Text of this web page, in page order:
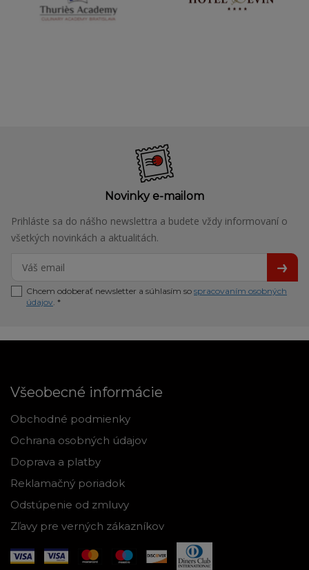
Novinky e-mailom
Prihláste sa do nášho newslettra a budete vždy informovaní o
všetkých novinkách a aktualitách.
Chcem odoberať newsletter a súhlasím so spracovaním osobných
údajov. *
Všeobecné informácie
Obchodné podmienky
Ochrana osobných údajov
Doprava a platby
Reklamačný poriadok
Odstúpenie od zmluvy
Zľavy pre verných zákazníkov